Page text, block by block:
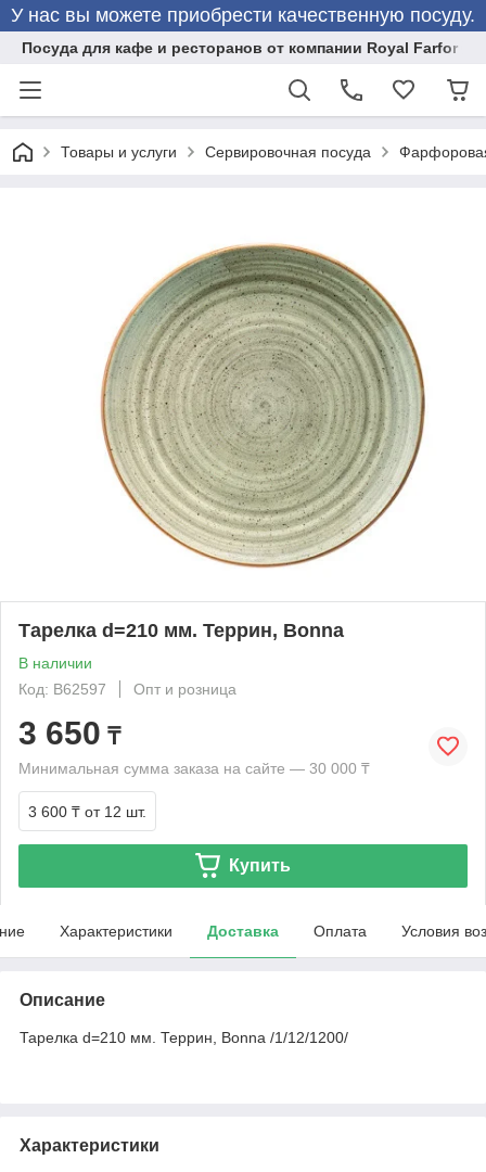
У нас вы можете приобрести качественную посуду.
Посуда для кафе и ресторанов от компании Royal Farfor
Товары и услуги Сервировочная посуда
Тарелка d=210 мм. Террин, Bonna
В наличии
Код: B62597
Опт и розница
3 650 ₸
Минимальная сумма заказа на сайте — 30 000 ₸
3 600 ₸ от 12 шт.
Купить
Характеристики Доставка Оплата Условия
Описание
Тарелка d=210 мм. Террин, Bonna /1/12/1200/
Характеристики